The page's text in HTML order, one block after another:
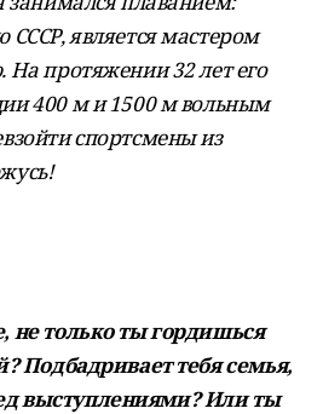
СССР, является мастером
На протяжении 32 лет его
400 м и 1500 м вольным
спортсмены из
не только ты гордишься
Подбадривает тебя семья,
выступлениями? Или ты